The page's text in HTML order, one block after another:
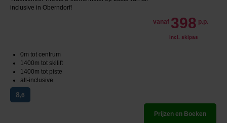
inclusive in Oberndorf!
vanaf 398 p.p.
incl. skipas
0m tot centrum
1400m tot skilift
1400m tot piste
all-inclusive
8,6
Prijzen en Boeken